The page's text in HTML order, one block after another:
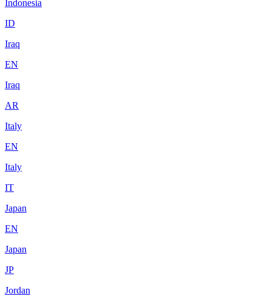
Indonesia
ID
Iraq
EN
Iraq
AR
Italy
EN
Italy
IT
Japan
EN
Japan
JP
Jordan